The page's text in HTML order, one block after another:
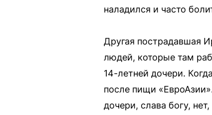
наладился и часто
Другая пострадавшая
людей, которые там
14-летней дочери.
после пищи
дочери, слава богу,